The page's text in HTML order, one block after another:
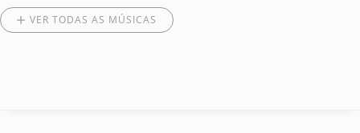
VER TODAS AS MÚSICAS